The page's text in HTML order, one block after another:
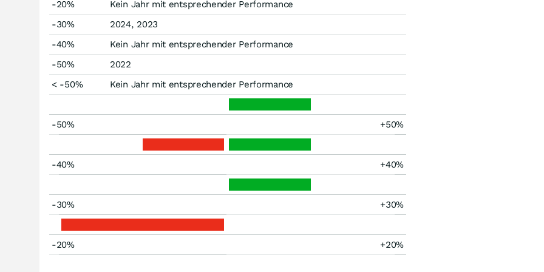
-20%
Kein Jahr mit entsprechender Performance
-30%
2024, 2023
-40%
Kein Jahr mit entsprechender Performance
-50%
2022
< -50%
Kein Jahr mit entsprechender Performance
-50% +50%
-40% +40%
-30% +30%
-20% +20%